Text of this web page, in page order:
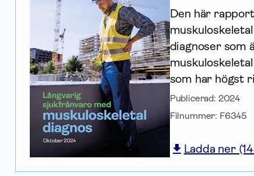
Den här
diagnoser som
som har högst
Publicerad: 2024
Filnummer: F6345
Ladda ner